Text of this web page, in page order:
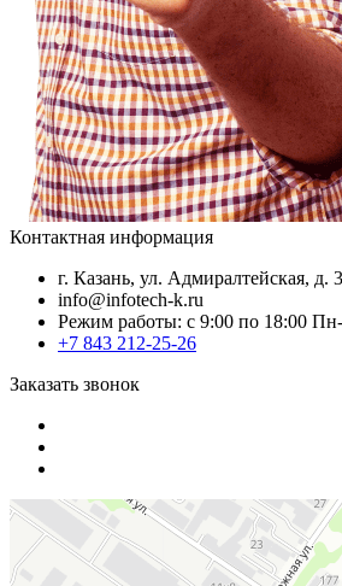
Контактная информация
г. Казань, ул. Адмиралтейская, д.
info@infotech-k.ru
Режим работы: с 9:00 по 18:00
+7 843 212-25-26
Заказать звонок